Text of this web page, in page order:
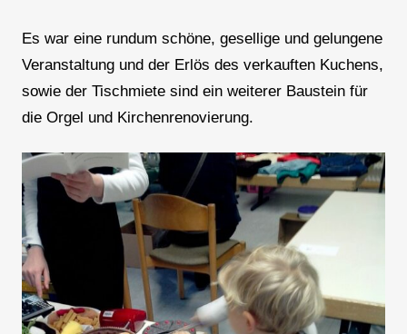
Es war eine rundum schöne, gesellige und gelungene
Veranstaltung und der Erlös des verkauften Kuchens,
sowie der Tischmiete sind ein weiterer Baustein für
die Orgel und Kirchenrenovierung.